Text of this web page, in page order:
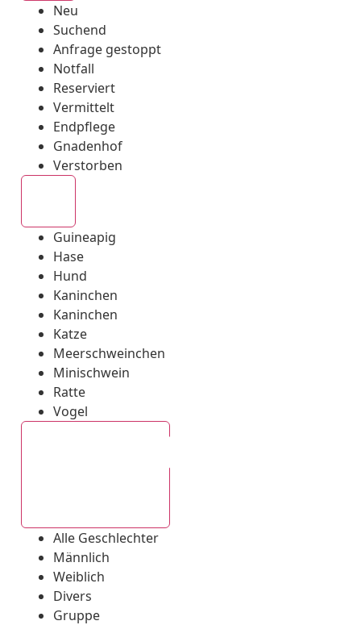
Neu
Suchend
Anfrage gestoppt
Notfall
Reserviert
Vermittelt
Endpflege
Gnadenhof
Verstorben
Guineapig
Hase
Hund
Kaninchen
Kaninchen
Katze
Meerschweinchen
Minischwein
Ratte
Vogel
Alle Geschlechter
Männlich
Weiblich
Divers
Gruppe